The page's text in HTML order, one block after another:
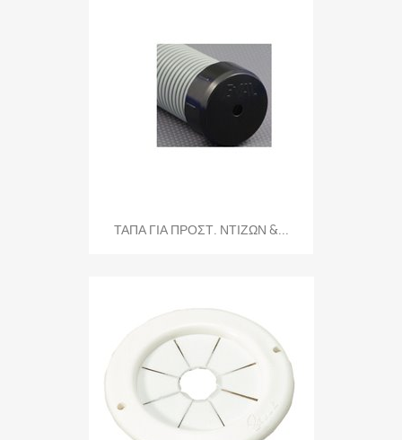
ΤΑΠΑ ΓΙΑ ΠΡΟΣΤ. ΝΤΙΖΩΝ &...